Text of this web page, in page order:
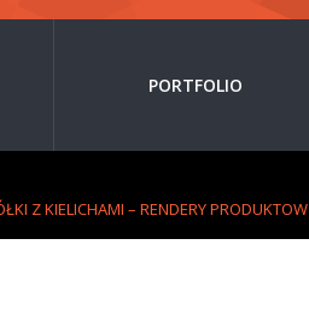
PORTFOLIO
Z KIELICHAMI – RENDERY PRODUKTOW